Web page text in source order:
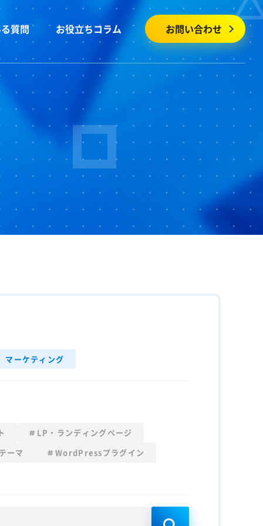
質問 お役立ちコラム お問い合わせ
マーケティング
LP・ランディングページ
ーマ
WordPressプラグイン